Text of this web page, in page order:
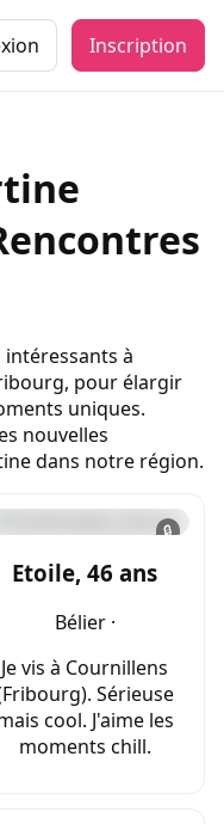
Inscription
à
pour élargir
uniques.
nouvelles
dans notre région.
🔒
Etoile, 46 ans
Bélier ·
Je vis à Cournillens
Sérieuse
cool. J'aime les
moments chill.